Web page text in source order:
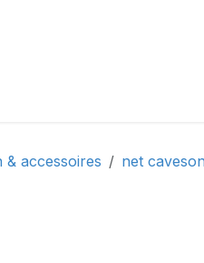
& accessoires net caveson